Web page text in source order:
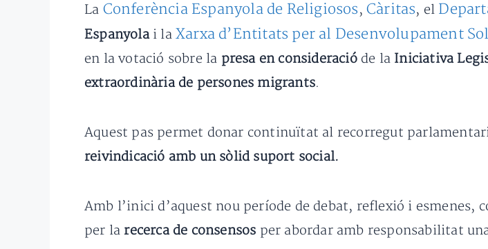
La Conferència Espanyola de Religiosos,Càritas, el
Espanyolai laXarxa d’Entitats per al Desenvolupament
en la votació sobre la presa en consideracióde la Iniciativa
extraordinària de persones migrants.
Aquest pas permet donar continuïtat al recorregut
reivindicació amb un sòlid suport social.
Amb l’inici d’aquest nou període de debat, reflexió i esmenes,
per la recerca de consensos per abordar amb responsabilitat